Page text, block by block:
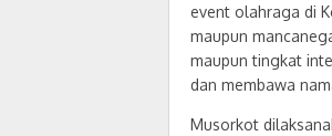
event olahraga di
maupun
maupun tingkat
dan membawa
Musorkot